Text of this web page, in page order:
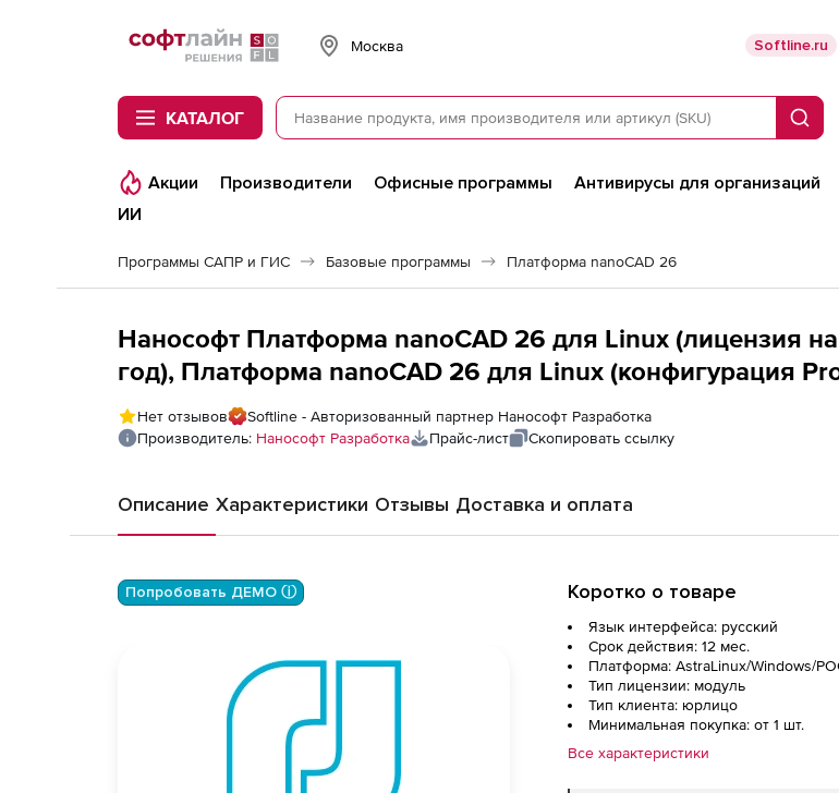
Softline
Москва Softline.ru
КАТАЛОГ Поиск
Акции Производители Офисные программы Антивирусы для организаций
ИИ
Программы САПР и ГИС Базовые программы Платформа nanoCAD 26
Нанософт Платформа nanoCAD 26 для Linux (лицензия на
год), Платформа nanoCAD 26 для Linux (конфигурация
персональная лицензия
Нет отзывов
Softline - Авторизованный партнер Нанософт Разработка
Производитель: Нанософт Разработка Прайс-лист Скопировать ссылку
Описание Характеристики Отзывы Доставка и оплата
Попробовать ДЕМО ⓘ Коротко о товаре
Язык интерфейса: русский
Срок действия: 12 мес.
Платформа: AstraLinux/Windows/
Тип лицензии: модуль
Тип клиента: юрлицо
Минимальная покупка: от 1 шт.
Все характеристики